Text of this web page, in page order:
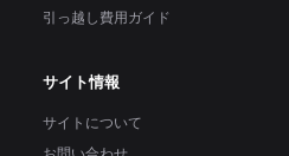
引っ越し費用ガイド
サイト情報
サイトについて